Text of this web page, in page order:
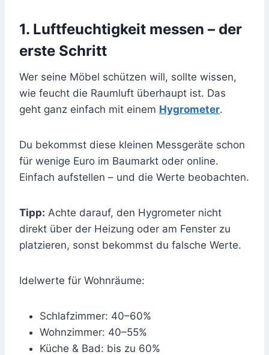
1. Luftfeuchtigkeit messen – der
erste Schritt
Wer seine Möbel schützen will, sollte wissen,
wie feucht die Raumluft überhaupt ist. Das
geht ganz einfach mit einem Hygrometer.
Du bekommst diese kleinen Messgeräte schon
für wenige Euro im Baumarkt oder online.
Einfach aufstellen – und die Werte beobachten.
Tipp: Achte darauf, den Hygrometer nicht
direkt über der Heizung oder am Fenster zu
platzieren, sonst bekommst du falsche Werte.
Idelwerte für Wohnräume:
Schlafzimmer: 40–60%
Wohnzimmer: 40–55%
Küche & Bad: bis zu 60%